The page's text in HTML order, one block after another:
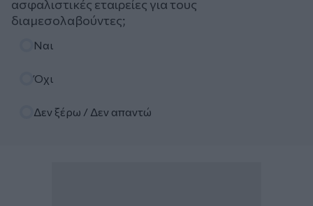
ασφαλιστικές εταιρείες για τους
διαμεσολαβούντες;
Ναι
Όχι
Δεν ξέρω / Δεν απαντώ